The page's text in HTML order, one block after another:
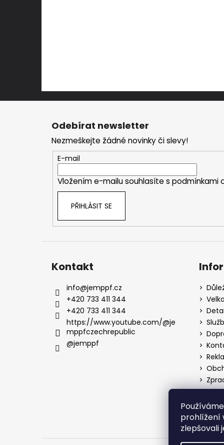
prohlížení
zlepšovali
Odebírat newsletter
Nezmeškejte žádné novinky či slevy!
E-mail
Vložením e-mailu souhlasíte s podmínkami
PŘIHLÁSIT SE
Kontakt
info@jemppf.cz
+420 733 411 344
+420 733 411 344
https://www.youtube.com/@je
mppfczechrepublic
@jemppf